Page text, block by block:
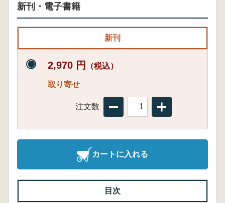
新刊・電子書籍
新刊
2,970 円 （税込）
取り寄せ
注文数
カートに入れる
目次